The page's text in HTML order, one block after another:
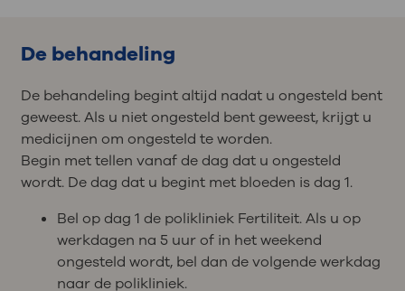
De behandeling
De behandeling begint altijd nadat u ongesteld bent
geweest. Als u niet ongesteld bent geweest, krijgt u
medicijnen om ongesteld te worden.
Begin met tellen vanaf de dag dat u ongesteld
wordt. De dag dat u begint met bloeden is dag 1.
Bel op dag 1 de polikliniek Fertiliteit. Als u op
werkdagen na 5 uur of in het weekend
ongesteld wordt, bel dan de volgende werkdag
naar de polikliniek.